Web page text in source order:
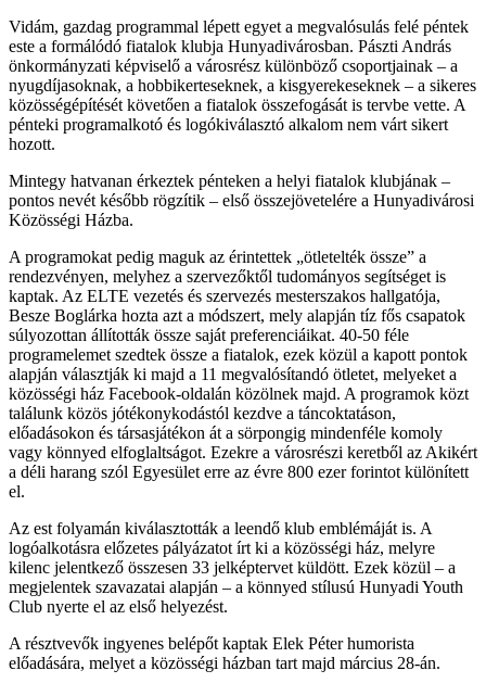
Vidám, gazdag programmal lépett egyet a megvalósulás felé péntek
este a formálódó fiatalok klubja Hunyadivárosban. Pászti András
önkormányzati képviselő a városrész különböző csoportjainak – a
nyugdíjasoknak, a hobbikerteseknek, a kisgyerekeseknek – a sikeres
közösségépítését követően a fiatalok összefogását is tervbe vette. A
pénteki programalkotó és logókiválasztó alkalom nem várt sikert
hozott.
Mintegy hatvanan érkeztek pénteken a helyi fiatalok klubjának –
pontos nevét később rögzítik – első összejövetelére a Hunyadivárosi
Közösségi Házba.
A programokat pedig maguk az érintettek „ötletelték össze” a
rendezvényen, melyhez a szervezőktől tudományos segítséget is
kaptak. Az ELTE vezetés és szervezés mesterszakos hallgatója,
Besze Boglárka hozta azt a módszert, mely alapján tíz fős csapatok
súlyozottan állították össze saját preferenciáikat. 40-50 féle
programelemet szedtek össze a fiatalok, ezek közül a kapott pontok
alapján választják ki majd a 11 megvalósítandó ötletet, melyeket a
közösségi ház Facebook-oldalán közölnek majd. A programok közt
találunk közös jótékonykodástól kezdve a táncoktatáson,
előadásokon és társasjátékon át a sörpongig mindenféle komoly
vagy könnyed elfoglaltságot. Ezekre a városrészi keretből az Akikért
a déli harang szól Egyesület erre az évre 800 ezer forintot különített
el.
Az est folyamán kiválasztották a leendő klub emblémáját is. A
logóalkotásra előzetes pályázatot írt ki a közösségi ház, melyre
kilenc jelentkező összesen 33 jelképtervet küldött. Ezek közül – a
megjelentek szavazatai alapján – a könnyed stílusú Hunyadi Youth
Club nyerte el az első helyezést.
A résztvevők ingyenes belépőt kaptak Elek Péter humorista
előadására, melyet a közösségi házban tart majd március 28-án.